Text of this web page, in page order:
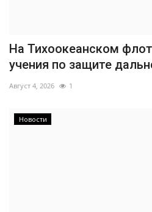
На Тихоокеанском
учения по защите
Август 4, 2026 1
Новости